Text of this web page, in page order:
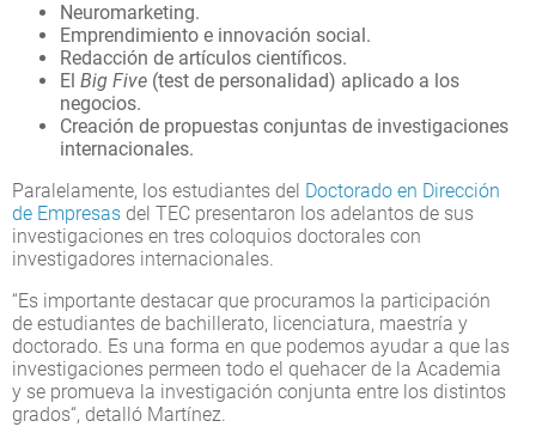
Neuromarketing.
Emprendimiento e innovación social.
Redacción de artículos científicos.
El Big Five (test de personalidad) aplicado a los
negocios.
Creación de propuestas conjuntas de investigaciones
internacionales.
Paralelamente, los estudiantes del Doctorado en Dirección
de Empresas del TEC presentaron los adelantos de sus
investigaciones en tres coloquios doctorales con
investigadores internacionales.
“Es importante destacar que procuramos la participación
de estudiantes de bachillerato, licenciatura, maestría y
doctorado. Es una forma en que podemos ayudar a que las
investigaciones permeen todo el quehacer de la Academia
y se promueva la investigación conjunta entre los distintos
grados“, detalló Martínez.